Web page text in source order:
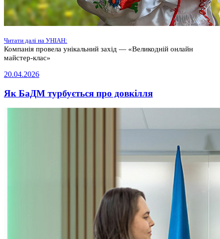
Читати далі на УНІАН:
Компанія провела унікальний захід — «Великодній онлайн
майстер-клас»
20.04.2026
Як БаДМ турбується про довкілля